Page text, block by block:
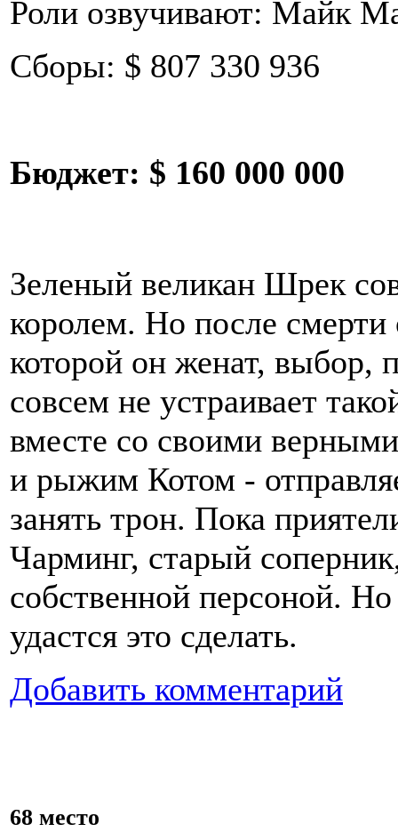
Роли озвучивают: Майк
Сборы: $ 807 330 936
Бюджет: $ 160 000 000
Зеленый великан Шрек
королем. Но после
которой он женат, выбор,
совсем не устраивает
вместе со своими
и рыжим Котом -
занять трон. Пока
Чарминг, старый
собственной персоной.
удастся это сделать.
Добавить комментарий
68 место